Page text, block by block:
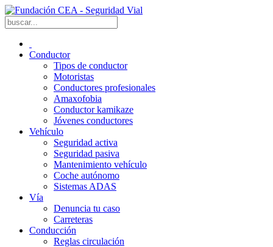
Conductor
Tipos de conductor
Motoristas
Conductores profesionales
Amaxofobia
Conductor kamikaze
Jóvenes conductores
Vehículo
Seguridad activa
Seguridad pasiva
Mantenimiento vehículo
Coche autónomo
Sistemas ADAS
Vía
Denuncia tu caso
Carreteras
Conducción
Reglas circulación